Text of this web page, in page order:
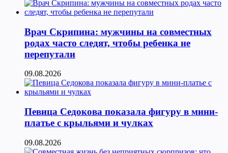
Врач Скрипина: мужчины на совместных
родах часто следят, чтобы ребенка не
перепутали
09.08.2026
Певица Седокова показала фигуру в мини-
платье с крыльями и чулках
09.08.2026